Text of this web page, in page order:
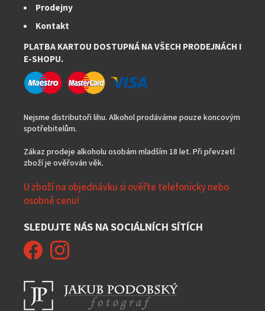
Prodejny
Kontakt
PLATBA KARTOU DOSTUPNÁ NA VŠECH PRODEJNÁCH I
E-SHOPU.
Nejsme distributoři lihu. Alkohol prodáváme pouze koncovým
spotřebitelům.
Zákaz prodeje alkoholu osobám mladším 18 let. Při převzetí
zboží je ověřován věk.
U zboží na objednávku si ověřte telefonicky nebo
osobně cenu!
SLEDUJTE NÁS NA SOCIÁLNÍCH SÍTÍCH